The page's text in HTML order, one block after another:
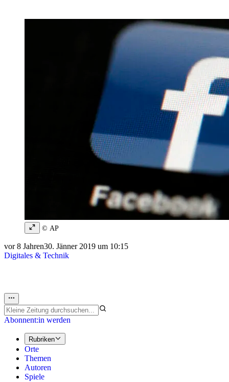
© AP
vor 8 Jahren30. Jänner 2019 um 10:15
Digitales & Technik
Abonnent:in werden
Rubriken
Orte
Themen
Autoren
Spiele